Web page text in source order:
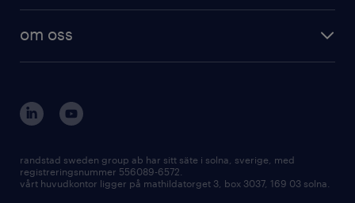
om oss
randstad sweden group ab har sitt säte i solna, sverige, med
registreringsnummer 556089-6572.
vårt huvudkontor ligger på mathildatorget 3, box 3037, 169 03 solna.